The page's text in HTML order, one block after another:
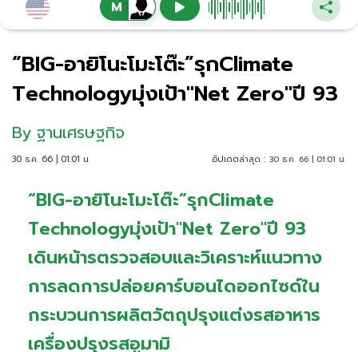
“BIG-อายิโนะโมะโต๊ะ”รุกClimate
Technologyมุ่งเป้า"Net Zero"ปี 93
By ฐานเศรษฐกิจ
30 ธ.ค. 66 | 01:01 น. อัปเดตล่าสุด : 30 ธ.ค. 66 | 01:01 น.
“BIG-อายิโนะโมะโต๊ะ”รุกClimate
Technologyมุ่งเป้า"Net Zero"ปี 93
เดินหน้ารตรวจสอบและวิเคราะห์แนวทาง
การลดการปล่อยคาร์บอนไดออกไซด์ใน
กระบวนการผลิตวัตถุปรุงแต่งรสอาหาร
เครื่องปรุงรสอูมามิ